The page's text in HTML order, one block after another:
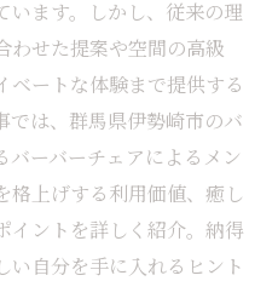
います。しかし、従来の理
わせた提案や空間の高級
ベートな体験まで提供する
では、群馬県伊勢崎市のバ
バーバーチェアによるメン
格上げする利用価値、癒し
イントを詳しく紹介。納得
い自分を手に入れるヒント